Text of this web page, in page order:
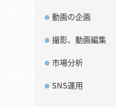
動画の企画
撮影、動画編集
市場分析
SNS運用